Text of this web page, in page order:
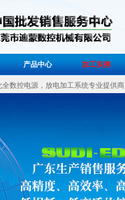
产品中心 加工实例
数控电源，放电加工系统专业提供商